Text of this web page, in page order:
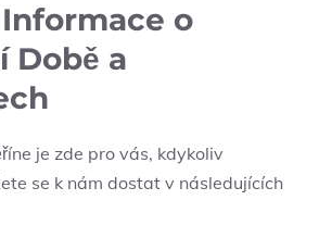
o
Době a
je zde pro vás, kdykoliv
se k nám dostat v následujících